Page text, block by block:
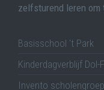
zelfsturend leren om
Basisschool 't Park
Kinderdagverblijf Dol-
Invento scholengroep